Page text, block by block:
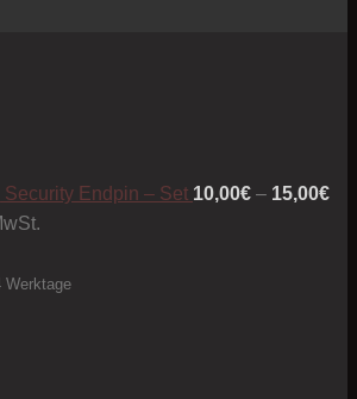
Security Endpin – Set 10,00€ – 15,00€
Werktage